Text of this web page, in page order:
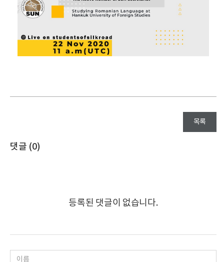
목록
댓글 (0)
등록된 댓글이 없습니다.